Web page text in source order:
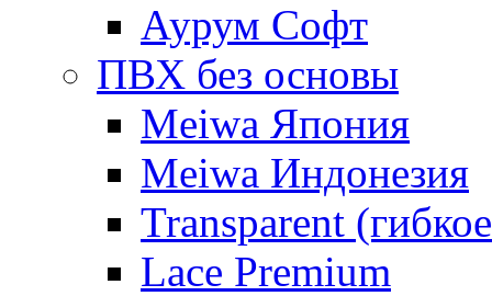
Аурум Софт
ПВХ без основы
Meiwa Япония
Meiwa Индонезия
Transparent
Lace Premium